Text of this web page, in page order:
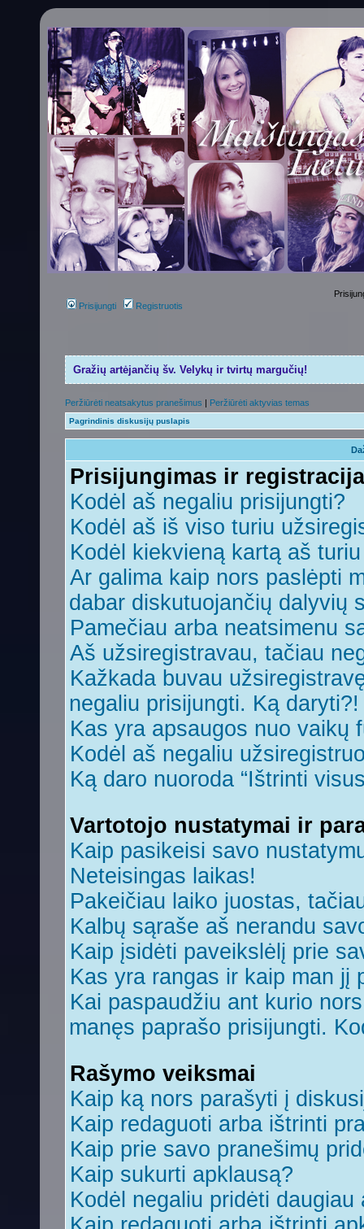
Prisijungti Registruotis
Gražių artėjančių šv. Velykų ir tvirtų margučių!
Peržiūrėti neatsakytus pranešimus | Peržiūrėti aktyvias temas
Pagrindinis diskusijų puslapis
Prisijungimas ir registracija
Kodėl aš negaliu prisijungti?
Kodėl aš iš viso turiu
Kodėl kiekvieną kartą aš
Ar galima kaip nors paslėpti
dabar diskutuojančių dalyvių
Pamečiau arba neatsimenu
Aš užsiregistravau, tačiau
Kažkada buvau
negaliu prisijungti. Ką daryti?!
Kas yra apsaugos nuo vaikų
Kodėl aš negaliu
Ką daro nuoroda “Ištrinti
Vartotojo nustatymai ir
Kaip pasikeisi savo
Neteisingas laikas!
Pakeičiau laiko juostas,
Kalbų sąraše aš nerandu
Kaip įsidėti paveikslėlį prie
Kas yra rangas ir kaip man jį
Kai paspaudžiu ant kurio
manęs paprašo prisijungti.
Rašymo veiksmai
Kaip ką nors parašyti į
Kaip redaguoti arba ištrinti
Kaip prie savo pranešimų
Kaip sukurti apklausą?
Kodėl negaliu pridėti